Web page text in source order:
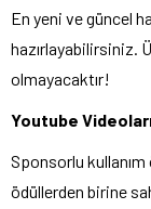
En yeni ve güncel
hazırlayabilirsiniz.
olmayacaktır!
Youtube
Sponsorlu
ödüllerden birine